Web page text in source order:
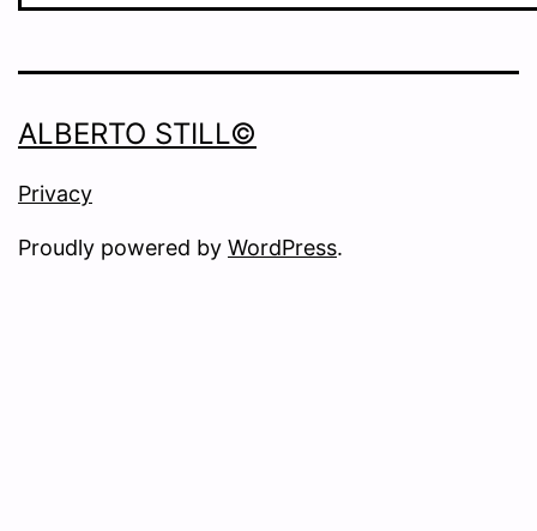
ALBERTO STILL©
Privacy
Proudly powered by WordPress.